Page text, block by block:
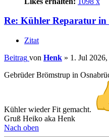
Re: Kühler Reparatur in
Zitat
Beitrag von Henk » 1. Jul
Gebrüder Brömstrup in
Kühler wieder Fit gemacht.
Gruß Heiko aka Henk
Nach oben